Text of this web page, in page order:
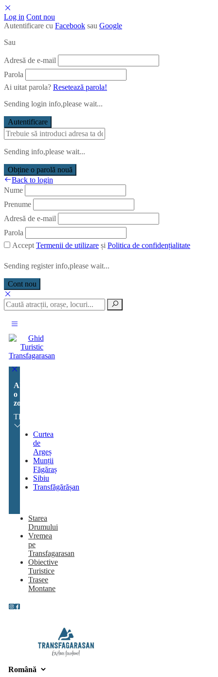
Log in Cont nou
Autentificare cu Facebook sau Google
Sau
Adresă de e-mail
Parola
Ai uitat parola? Resetează parola!
Sending login info,please wait...
Autentificare
Sending info,please wait...
Obține o parolă nouă
Back to login
Nume
Prenume
Adresă de e-mail
Parola
Accept Termenii de utilizare și Politica de confidențialitate
Sending register info,please wait...
Cont nou
Alege
o
zonă:
TRANSFĂGĂRĂȘAN
Curtea
de
Argeș
Munții
Făgăraș
Sibiu
Transfăgărășan
Starea
Drumului
Vremea
pe
Transfagarasan
Obiective
Turistice
Trasee
Montane